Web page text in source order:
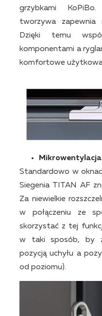
grzybkami
tworzywa zapewnia
Dzięki temu
komponentami a
komfortowe
Mikrowentylacja
Standardowo w
Siegenia TITAN AF
Za niewielkie
w połączeniu ze
skorzystać z tej
w taki sposób, by
pozycją uchyłu a
od poziomu).